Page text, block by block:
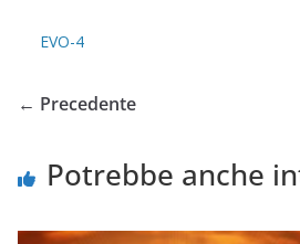
EVO-4
← Precedente
Potrebbe anche